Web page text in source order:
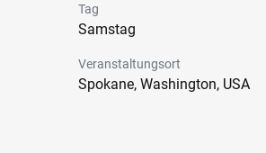
Tag
Samstag
Veranstaltungsort
Spokane, Washington, USA